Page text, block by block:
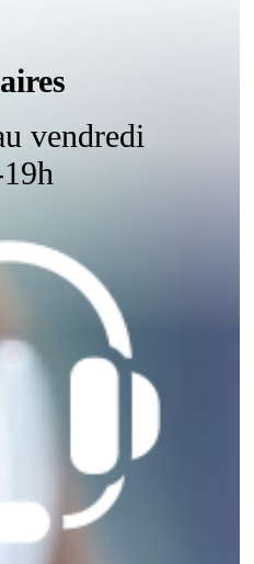
vendredi